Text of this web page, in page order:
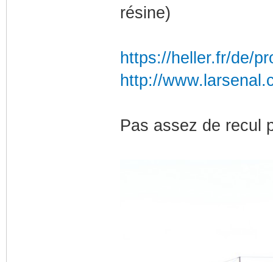
résine)
https://heller.fr/de/
http://
Pas assez de recul